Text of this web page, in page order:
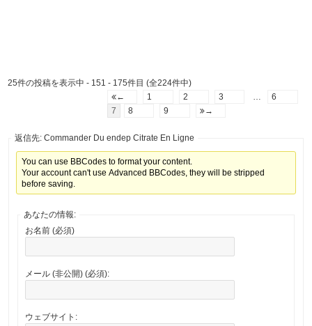
25件の投稿を表示中 - 151 - 175件目 (全224件中)
←
1 2 3
6
7
8 9 →
返信先: Commander Du endep Citrate En Ligne
You can use BBCodes to format your content.
Your account can't use Advanced BBCodes, they will be stripped
before saving.
あなたの情報:
お名前 (必須)
メール (非公開) (必須):
ウェブサイト: